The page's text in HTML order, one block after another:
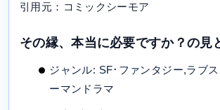
引用元：コミックシーモア
その縁、本当に必要ですか？の見
ジャンル: SF･ファンタジー,ラブ
ーマンドラマ